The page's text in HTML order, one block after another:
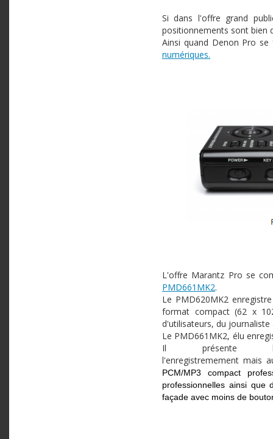
Si dans l'offre grand
positionnements sont bien
Ainsi quand Denon Pro
numériques.
L'offre Marantz Pro se
PMD661MK2.
Le PMD620MK2
format compact (62 x
d'utilisateurs, du
Le PMD661MK2, élu
Il présente
l'enregistremementmais
PCM/MP3 compact
professionnelles ainsi que
façade avec moins de